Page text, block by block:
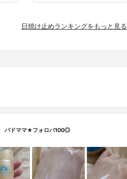
日焼け止めランキングをもっと見る
バドママ★フォロバ100◎